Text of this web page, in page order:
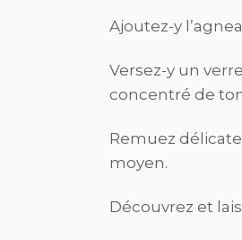
Ajoutez-y
Versez-y un
concentré de
Remuez
moyen.
Découvrez et